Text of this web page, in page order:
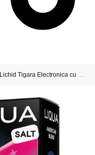
Lichid Tigara Electronica cu Nicotina